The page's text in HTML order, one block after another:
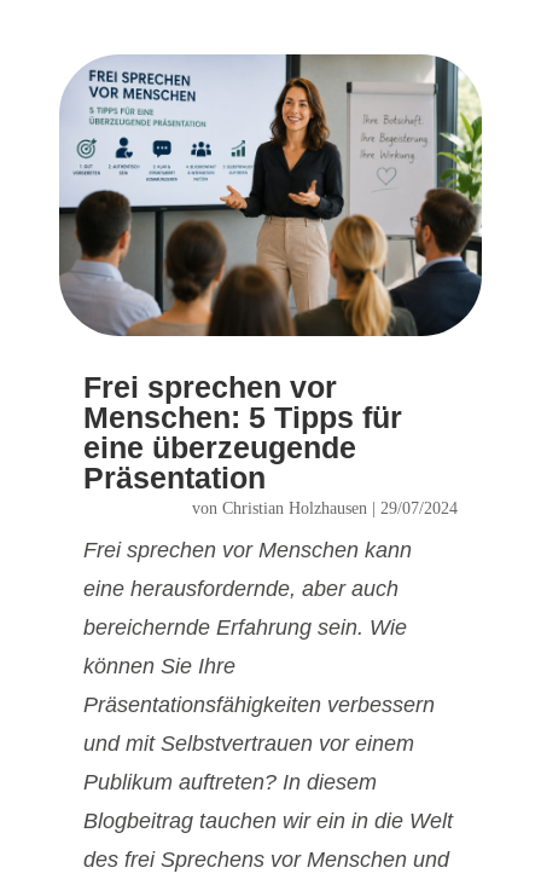
Frei sprechen vor
Menschen: 5 Tipps für
eine überzeugende
Präsentation
von Christian Holzhausen 29/07/2024
Frei sprechen vor Menschen kann
eine herausfordernde, aber auch
bereichernde Erfahrung sein. Wie
können Sie Ihre
Präsentationsfähigkeiten verbessern
und mit Selbstvertrauen vor einem
Publikum auftreten? In diesem
Blogbeitrag tauchen wir ein in die Welt
des frei Sprechens vor Menschen und